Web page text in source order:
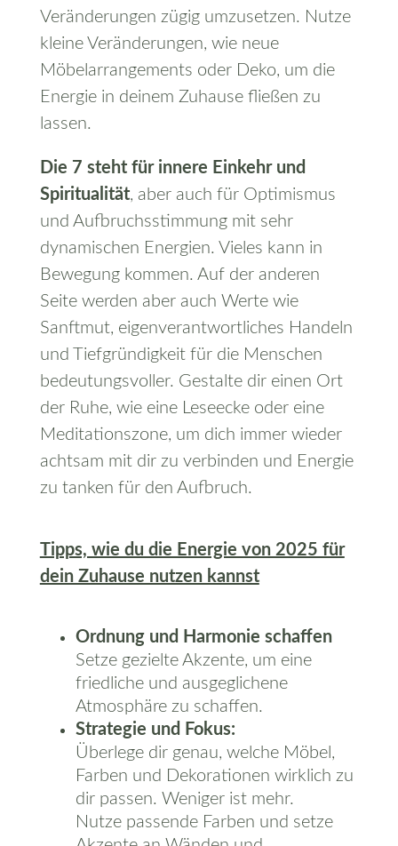
Veränderungen zügig umzusetzen. Nutze
kleine Veränderungen, wie neue
Möbelarrangements oder Deko, um die
Energie in deinem Zuhause fließen zu
lassen.
Die 7 steht für innere Einkehr und
Spiritualität, aber auch für Optimismus
und Aufbruchsstimmung mit sehr
dynamischen Energien. Vieles kann in
Bewegung kommen. Auf der anderen
Seite werden aber auch Werte wie
Sanftmut, eigenverantwortliches Handeln
und Tiefgründigkeit für die Menschen
bedeutungsvoller. Gestalte dir einen Ort
der Ruhe, wie eine Leseecke oder eine
Meditationszone, um dich immer wieder
achtsam mit dir zu verbinden und Energie
zu tanken für den Aufbruch.
Tipps, wie du die Energie von 2025 für
dein Zuhause nutzen kannst
Ordnung und Harmonie schaffen
Setze gezielte Akzente, um eine
friedliche und ausgeglichene
Atmosphäre zu schaffen.
Strategie und Fokus:
Überlege dir genau, welche Möbel,
Farben und Dekorationen wirklich zu
dir passen. Weniger ist mehr.
Nutze passende Farben und setze